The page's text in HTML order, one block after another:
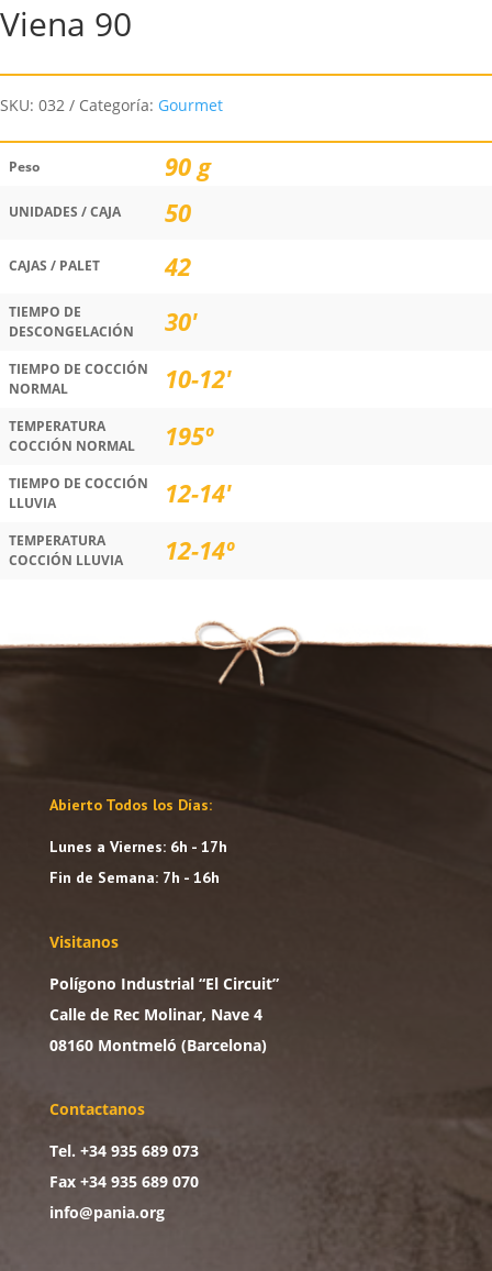
Viena 90
SKU: 032 Categoría: Gourmet
Peso 90 g
UNIDADES / CAJA 50
CAJAS / PALET 42
TIEMPO DE
DESCONGELACIÓN
30'
TIEMPO DE COCCIÓN
NORMAL
10-12'
TEMPERATURA
COCCIÓN NORMAL
195º
TIEMPO DE COCCIÓN
LLUVIA
12-14'
TEMPERATURA
COCCIÓN LLUVIA
12-14º
Abierto Todos los Días:
Lunes a Viernes: 6h - 17h
Fin de Semana: 7h - 16h
Visitanos
Polígono Industrial “El Circuit”
Calle de Rec Molinar, Nave 4
08160 Montmeló (Barcelona)
Contactanos
Tel. +34 935 689 073
Fax +34 935 689 070
info@pania.org